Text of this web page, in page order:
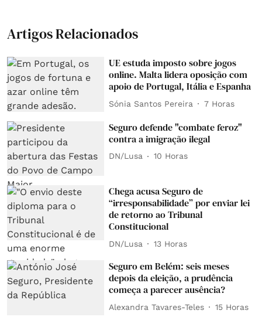
Artigos Relacionados
UE estuda imposto sobre jogos
online. Malta lidera oposição com
apoio de Portugal, Itália e Espanha
Sónia Santos Pereira 7 Horas
Seguro defende "combate feroz"
contra a imigração ilegal
DN/Lusa 10 Horas
Chega acusa Seguro de
“irresponsabilidade” por enviar lei
de retorno ao Tribunal
Constitucional
DN/Lusa 13 Horas
Seguro em Belém: seis meses
depois da eleição, a prudência
começa a parecer ausência?
Alexandra Tavares-Teles 15 Horas